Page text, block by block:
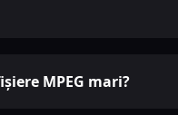
MPEG mari?